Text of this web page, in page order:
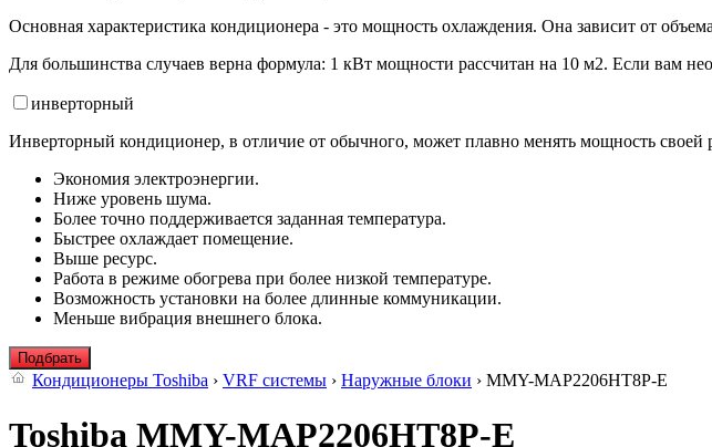
Основная характеристика кондиционера - это мощность охлаждения. Она зависит от
Для большинства случаев верна формула: 1 кВт мощности рассчитан на 10 м2. Если вам
инверторный
Инверторный кондиционер, в отличие от обычного, может плавно менять мощность своей
Экономия электроэнергии.
Ниже уровень шума.
Более точно поддерживается заданная температура.
Быстрее охлаждает помещение.
Выше ресурс.
Работа в режиме обогрева при более низкой температуре.
Возможность установки на более длинные коммуникации.
Меньше вибрация внешнего блока.
Подбрать
Кондиционеры Toshiba › VRF системы › Наружные блоки › MMY-MAP2206HT8P-E
Toshiba MMY-MAP2206HT8P-E